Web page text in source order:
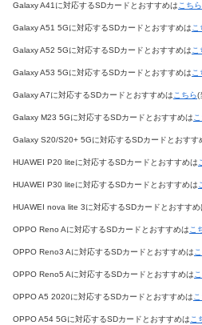
Galaxy A41に対応するSDカードとおすすめはこちら
Galaxy A51 5Gに対応するSDカードとおすすめはこ
Galaxy A52 5Gに対応するSDカードとおすすめはこ
Galaxy A53 5Gに対応するSDカードとおすすめはこ
Galaxy A7に対応するSDカードとおすすめはこちら(
Galaxy M23 5Gに対応するSDカードとおすすめは
Galaxy S20/S20+ 5Gに対応するSDカードとおすす
HUAWEI P20 liteに対応するSDカードとおすすめは
HUAWEI P30 liteに対応するSDカードとおすすめは
HUAWEI nova lite 3に対応するSDカードとおすすめ
OPPO Reno Aに対応するSDカードとおすすめはこ
OPPO Reno3 Aに対応するSDカードとおすすめは
OPPO Reno5 Aに対応するSDカードとおすすめは
OPPO A5 2020に対応するSDカードとおすすめは
OPPO A54 5Gに対応するSDカードとおすすめはこ